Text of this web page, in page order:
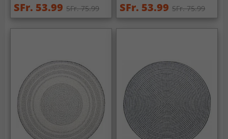
SFr. 53.99 SFr. 75.99 SFr. 53.99 SFr. 75.99